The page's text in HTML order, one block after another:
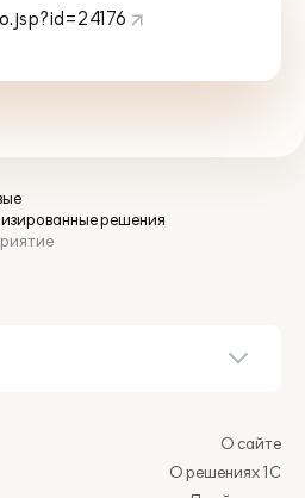
решения
О сайте
О решениях 1С